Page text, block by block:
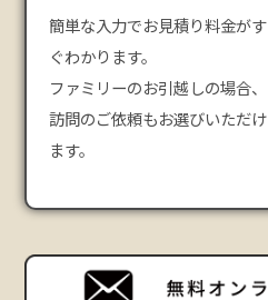
簡単な入力でお見積り料金がす
ぐわかります。
ファミリーのお引越しの場合、
訪問のご依頼もお選びいただけ
ます。